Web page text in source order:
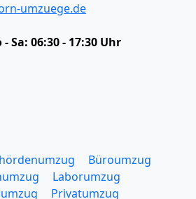
umzuege.de
- Sa: 06:30 - 17:30 Uhr
Büroumzug
Laborumzug
Privatumzug